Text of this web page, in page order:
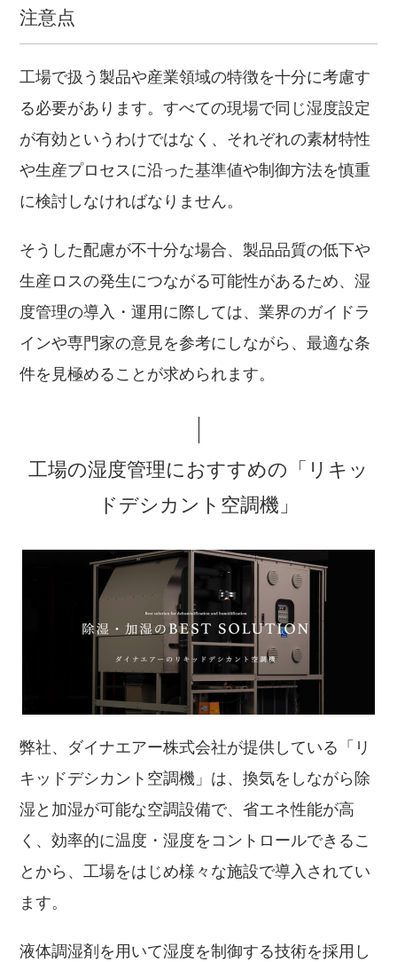
注意点
工場で扱う製品や産業領域の特徴を十分に考慮す
る必要があります。すべての現場で同じ湿度設定
が有効というわけではなく、それぞれの素材特性
や生産プロセスに沿った基準値や制御方法を慎重
に検討しなければなりません。
そうした配慮が不十分な場合、製品品質の低下や
生産ロスの発生につながる可能性があるため、湿
度管理の導入・運用に際しては、業界のガイドラ
インや専門家の意見を参考にしながら、最適な条
件を見極めることが求められます。
工場の湿度管理におすすめの「リキッ
ドデシカント空調機」
弊社、ダイナエアー株式会社が提供している「リ
キッドデシカント空調機」は、換気をしながら除
湿と加湿が可能な空調設備で、省エネ性能が高
く、効率的に温度・湿度をコントロールできるこ
とから、工場をはじめ様々な施設で導入されてい
ます。
液体調湿剤を用いて湿度を制御する技術を採用し